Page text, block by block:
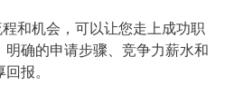
和机会，可以让您走上成功职
确的申请步骤、竞争力薪水和
报。